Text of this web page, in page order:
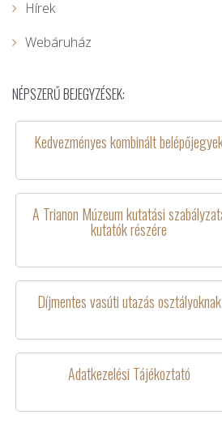
Hírek
Webáruház
NÉPSZERŰ BEJEGYZÉSEK:
Kedvezményes kombinált
A Trianon Múzeum kutatási
kutatók részére
Díjmentes vasúti utazás osztályoknak
Adatkezelési Tájékoztató